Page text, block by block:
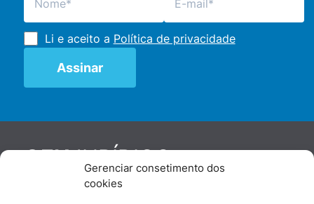
Gerenciar consetimento dos
cookies
Li e aceito a Política de privacidade
GENJURÍDICO
De maneira independente, os autores e